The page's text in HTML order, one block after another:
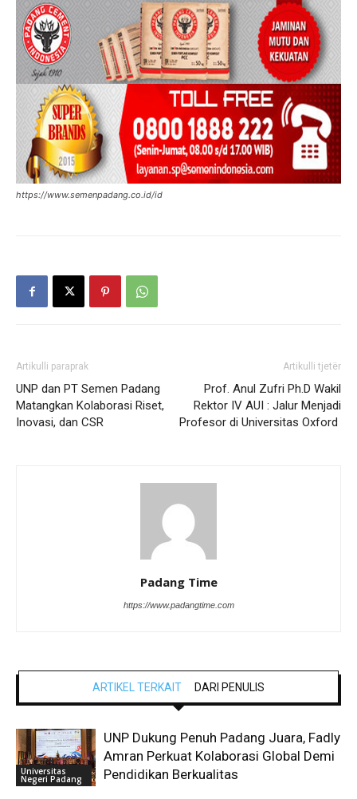
https://www.semenpadang.co.id/id
Artikulli paraprak
UNP dan PT Semen Padang
Matangkan Kolaborasi Riset,
Inovasi, dan CSR
Artikulli tjetër
Prof. Anul Zufri Ph.D Wakil
Rektor IV AUI : Jalur Menjadi
Profesor di Universitas Oxford
Padang Time
https://www.padangtime.com
ARTIKEL TERKAIT DARI PENULIS
Universitas
Negeri Padang
UNP Dukung Penuh Padang Juara, Fadly
Amran Perkuat Kolaborasi Global Demi
Pendidikan Berkualitas